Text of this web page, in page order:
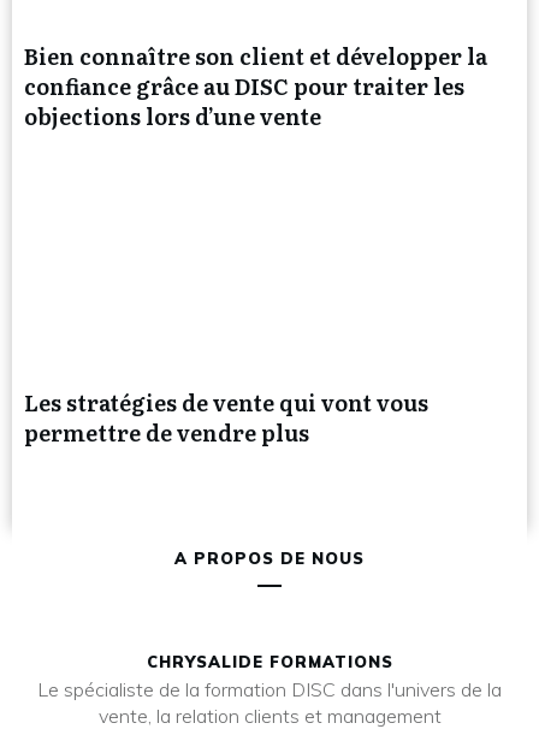
Bien connaître son client et développer la
confiance grâce au DISC pour traiter les
objections lors d’une vente
Les stratégies de vente qui vont vous
permettre de vendre plus
A PROPOS DE NOUS
CHRYSALIDE FORMATIONS
Le spécialiste de la formation DISC dans l'univers de la
vente, la relation clients et management